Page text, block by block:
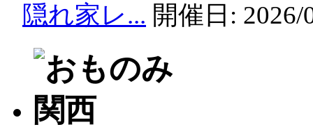
隠れ家レ... 開催日: 2026/